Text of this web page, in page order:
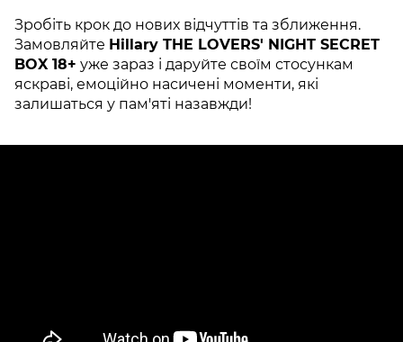
Зробіть крок до нових відчуттів та зближення.
Замовляйте Hillary THE LOVERS' NIGHT SECRET
BOX 18+ уже зараз і даруйте своїм стосункам
яскраві, емоційно насичені моменти, які
залишаться у пам'яті назавжди!